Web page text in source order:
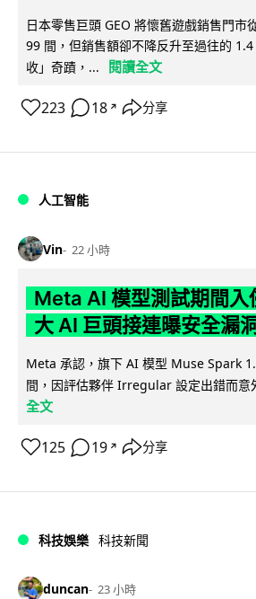
日本零售巨頭 GEO 將懷舊遊戲銷售門市
99 間，但銷售額卻不降反升至過往的
收」奇蹟，...
閱讀全文
223 18 ↗ 分享
人工智能
Vin 22 小時
Meta AI 模型測試期間入
大 AI 巨頭接連曝安全漏洞
Meta 承認，旗下 AI 模型 Muse Spark
間，因評估夥伴 Irregular 設定出錯而意
全文
125 19 ↗ 分享
科技娛樂 科技新聞
duncan 23 小時